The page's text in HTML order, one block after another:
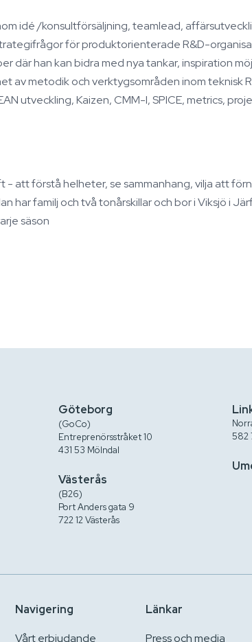
idé /konsultförsäljning, teamlead,
för produktorienterade R&D-
där han kan bidra med nya tankar, inspiration
av metodik och verktygsområden inom teknisk
utveckling, Kaizen, CMM-I, SPICE, metrics,
- att förstå helheter, se sammanhang, vilja att
har familj och två tonårskillar och bor i Viksjö i
säson
Göteborg
(GoCo)
Entreprenörsstråket 10
431 53 Mölndal
Västerås
(B26)
Port Anders gata 9
722 12 Västerås
582
Navigering
Vårt erbjudande
Länkar
Press och media